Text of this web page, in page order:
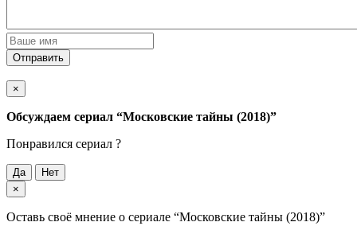
Отправить
×
Обсуждаем cериал “Московские тайны (2018)”
Понравился cериал ?
Да
Нет
×
Оставь своё мнение о cериале “Московские тайны (2018)”